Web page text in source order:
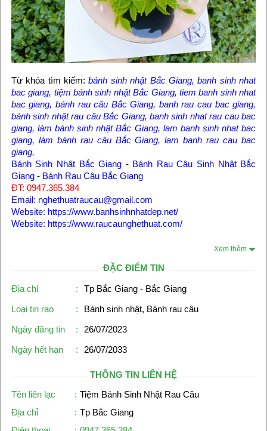
Từ khóa tìm kiếm:bánh sinh nhật Bắc Giang, banh sinh nhat
bac giang, tiệm bánh sinh nhật Bắc Giang, tiem banh sinh nhat
bac giang, bánh rau câu Bắc Giang, banh rau cau bac giang,
bánh sinh nhật rau câu Bắc Giang, banh sinh nhat rau cau bac
giang, làm bánh sinh nhật Bắc Giang, lam banh sinh nhat bac
giang, làm bánh rau câu Bắc Giang, lam banh rau cau bac
giang,
Bánh Sinh Nhật Bắc Giang - Bánh Rau Câu Sinh Nhật Bắc
Giang- Bánh Rau Câu Bắc Giang
ĐT: 0947.365.384
Email: nghethuatraucau@gmail.com
Website: https://www.banhsinhnhatdep.net/
Website: https://www.raucaunghethuat.com/
Xem thêm
ĐẶC ĐIỂM TIN
Địa chỉ :
Tp Bắc Giang - Bắc Giang
Loại tin rao
:
Bánh sinh nhật, Bánh rau câu
Ngày đăng tin
:
26/07/2023
Ngày hết hạn
: 26/07/2033
THÔNG TIN LIÊN HỆ
Tên liên lạc
: Tiệm Bánh Sinh Nhật Rau Câu
Địa chỉ
: Tp Bắc Giang